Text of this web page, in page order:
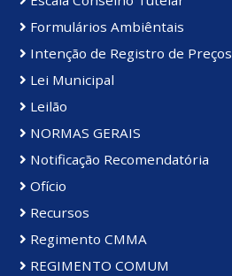
Formulários Ambiêntais
Intenção de Registro de Preços
Lei Municipal
Leilão
NORMAS GERAIS
Notificação Recomendatória
Ofício
Recursos
Regimento CMMA
REGIMENTO COMUM